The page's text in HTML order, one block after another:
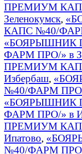
ПРЕМИУМ
Зеленокумск,
КАПС №40/ФАРМ
«БОЯРЫШНИК
ФАРМ ПРО/» в
ПРЕМИУМ
Избербаш,
№40/ФАРМ ПРО/
«БОЯРЫШНИК
ФАРМ ПРО/» в
ПРЕМИУМ
Ипатово,
№40/ФАРМ ПРО/